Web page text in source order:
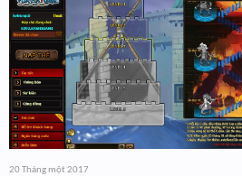
20 Tháng một 2017